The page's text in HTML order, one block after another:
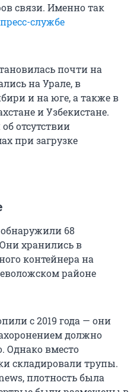
связи. Именно так
службе
почти на
на Урале, в
и на юге, а также в
и Узбекистане.
отсутствии
при загрузке
68
хранились в
контейнера на
районе
с 2019 года — они
должно
Однако вместо
складировали трупы.
плотность была